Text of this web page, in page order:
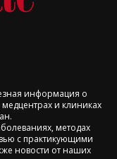
информация о
и клиниках
методах
с практикующими
новости от наших